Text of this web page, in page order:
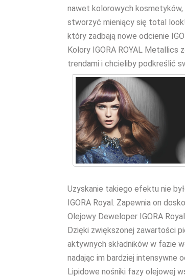
nawet kolorowych
stworzyć mieniący się total
który zadbają nowe odcienie
Kolory IGORA ROYAL Metallics
trendami i chcieliby podkreślić
Uzyskanie takiego efektu nie
IGORA Royal. Zapewnia on
Olejowy Deweloper IGORA
Dzięki zwiększonej zawartości
aktywnych składników w fazie
nadając im bardziej intensywne
Lipidowe nośniki fazy olejowej